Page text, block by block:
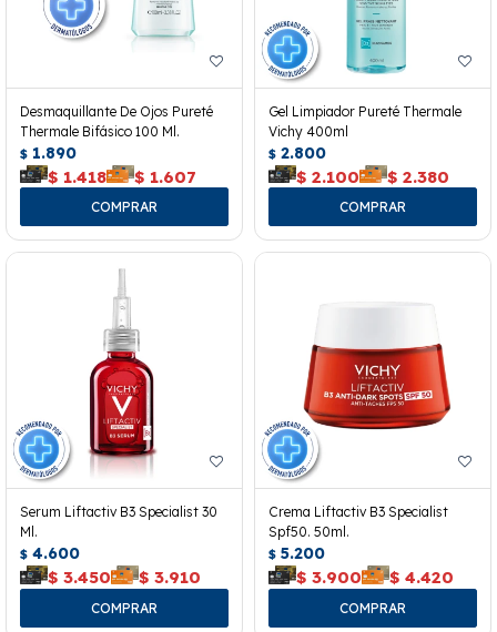
Desmaquillante De Ojos Pureté
Thermale Bifásico 100 Ml.
$ 1.890
$ 1.418 $ 1.607
Gel Limpiador Pureté Thermale
Vichy 400ml
$ 2.800
$ 2.100 $ 2.380
Serum Liftactiv B3 Specialist 30
Ml.
$ 4.600
$ 3.450 $ 3.910
Crema Liftactiv B3 Specialist
Spf50. 50ml.
$ 5.200
$ 3.900 $ 4.420